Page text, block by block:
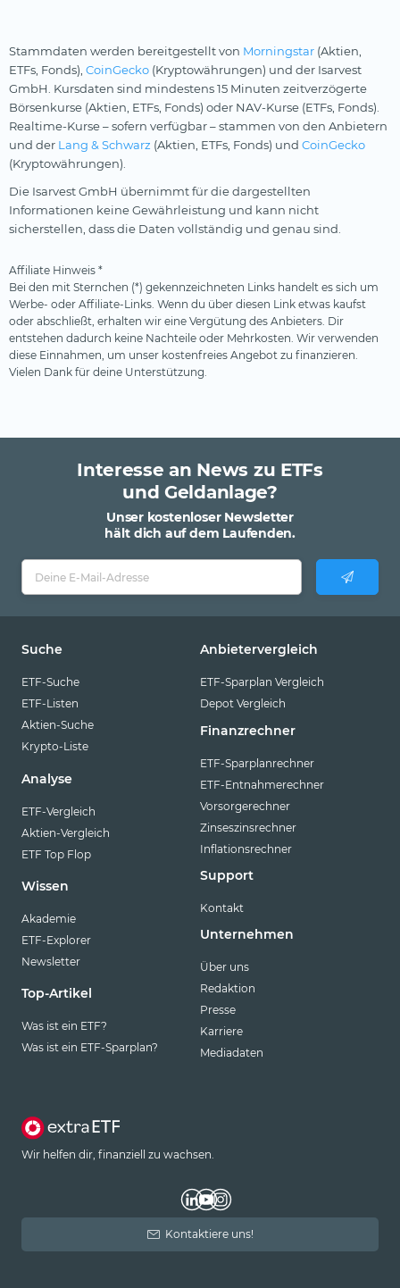
Stammdaten werden bereitgestellt von Morningstar (Aktien,
ETFs, Fonds), CoinGecko (Kryptowährungen) und der Isarvest
GmbH. Kursdaten sind mindestens 15 Minuten zeitverzögerte
Börsenkurse (Aktien, ETFs, Fonds) oder NAV-Kurse (ETFs, Fonds).
Realtime-Kurse – sofern verfügbar – stammen von den Anbietern
und der Lang & Schwarz (Aktien, ETFs, Fonds) und CoinGecko
(Kryptowährungen).
Die Isarvest GmbH übernimmt für die dargestellten
Informationen keine Gewährleistung und kann nicht
sicherstellen, dass die Daten vollständig und genau sind.
Affiliate Hinweis *
Bei den mit Sternchen (*) gekennzeichneten Links handelt es sich um
Werbe- oder Affiliate-Links. Wenn du über diesen Link etwas kaufst
oder abschließt, erhalten wir eine Vergütung des Anbieters. Dir
entstehen dadurch keine Nachteile oder Mehrkosten. Wir verwenden
diese Einnahmen, um unser kostenfreies Angebot zu finanzieren.
Vielen Dank für deine Unterstützung.
Interesse an News zu ETFs
und Geldanlage?
Unser kostenloser Newsletter
hält dich auf dem Laufenden.
Suche
ETF-Suche
ETF-Listen
Aktien-Suche
Krypto-Liste
Analyse
ETF-Vergleich
Aktien-Vergleich
ETF Top Flop
Wissen
Akademie
ETF-Explorer
Newsletter
Top-Artikel
Was ist ein ETF?
Was ist ein ETF-Sparplan?
Anbietervergleich
ETF-Sparplan Vergleich
Depot Vergleich
Finanzrechner
ETF-Sparplanrechner
ETF-Entnahmerechner
Vorsorgerechner
Zinseszinsrechner
Inflationsrechner
Support
Kontakt
Unternehmen
Über uns
Redaktion
Presse
Karriere
Mediadaten
Wir helfen dir, finanziell zu wachsen.
Kontaktiere uns!